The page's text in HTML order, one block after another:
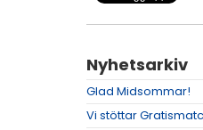
Nyhetsarkiv
Glad Midsommar!
Vi stöttar